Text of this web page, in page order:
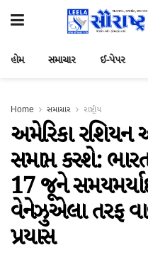
હોમ સમાચાર ઈ-પેપર
Home સમાચાર રાષ્ટ્રીય
અમેરિકા
સમાપ્ત કરશે:
17 જૂને
વેનેઝુએલા તરફ
પ્રયાસ